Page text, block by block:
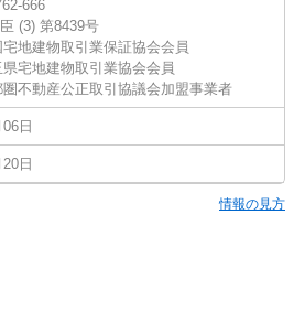
666
(3) 第8439号
地建物取引業保証協会会員
宅地建物取引業協会会員
不動産公正取引協議会加盟事業者
日
日
情報の見方